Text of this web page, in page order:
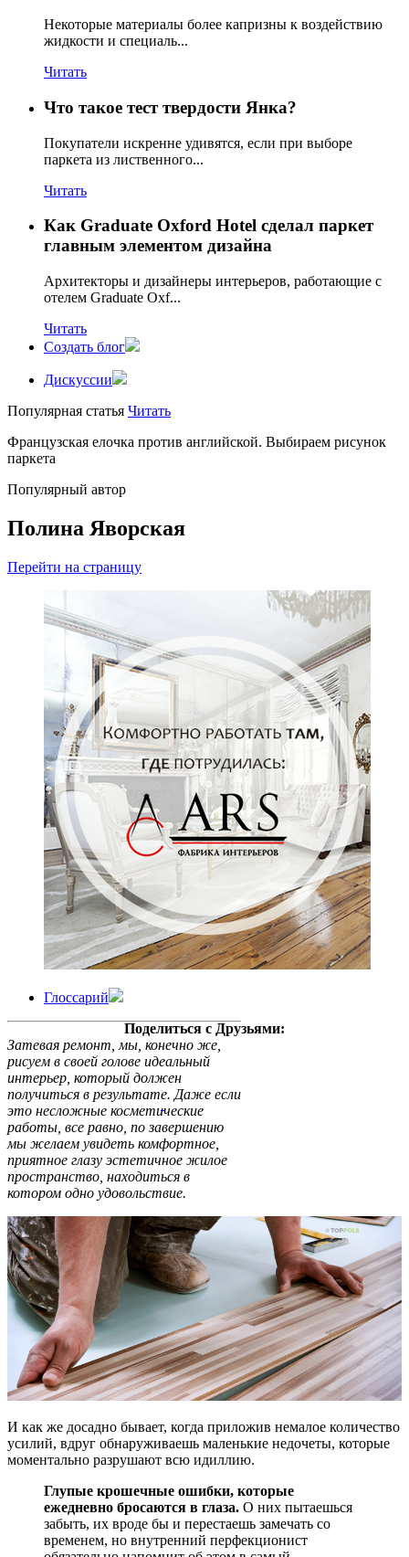
Некоторые материалы более капризны к воздействию
жидкости и специаль...
Читать
Что такое тест твердости Янка?
Покупатели искренне удивятся, если при выборе
паркета из лиственного...
Читать
Как Graduate Oxford Hotel сделал паркет
главным элементом дизайна
Архитекторы и дизайнеры интерьеров, работающие с
отелем Graduate Oxf...
Читать
Создать блог
Дискуссии
Популярная статья Читать
Французская елочка против английской. Выбираем рисунок
паркета
Популярный автор
Полина Яворская
Перейти на страницу
Глоссарий
Поделиться с Друзьями:
Затевая ремонт, мы, конечно же,
рисуем в своей голове идеальный
интерьер, который должен
получиться в результате. Даже если
это несложные косметические
работы, все равно, по завершению
мы желаем увидеть комфортное,
приятное глазу эстетичное жилое
пространство, находиться в
котором одно удовольствие.
И как же досадно бывает, когда приложив немалое количество
усилий, вдруг обнаруживаешь маленькие недочеты, которые
моментально разрушают всю идиллию.
Глупые крошечные ошибки, которые
ежедневно бросаются в глаза. О них пытаешься
забыть, их вроде бы и перестаешь замечать со
временем, но внутренний перфекционист